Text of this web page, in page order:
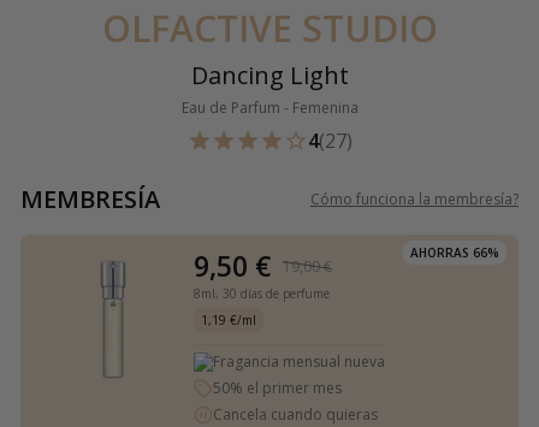
OLFACTIVE STUDIO
Dancing Light
Eau de Parfum - Femenina
4(27)
MEMBRESÍA Cómo funciona la membresía?
AHORRAS 66%
9,50 € 19,00 €
8ml, 30 días de perfume
1,19 €/ml
Fragancia mensual nueva
50% el primer mes
Cancela cuando quieras